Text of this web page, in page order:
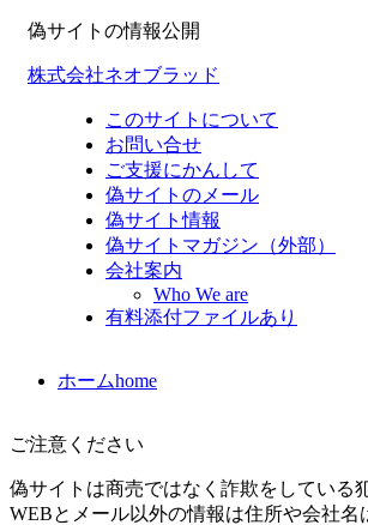
偽サイトの情報公開
株式会社ネオブラッド
このサイトについて
お問い合せ
ご支援にかんして
偽サイトのメール
偽サイト情報
偽サイトマガジン（外部）
会社案内
Who We are
有料添付ファイルあり
ホームhome
ご注意ください
偽サイトは商売ではなく詐欺をしている
WEBとメール以外の情報は住所や会社名